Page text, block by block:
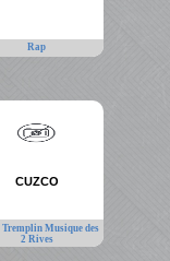
Rap
CUZCO
Tremplin Musique des
2 Rives